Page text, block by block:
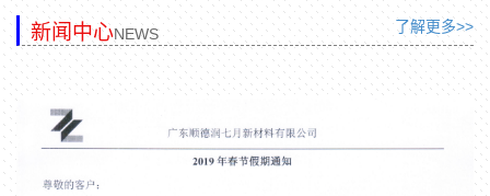
了解更多>>
新闻中心NEWS